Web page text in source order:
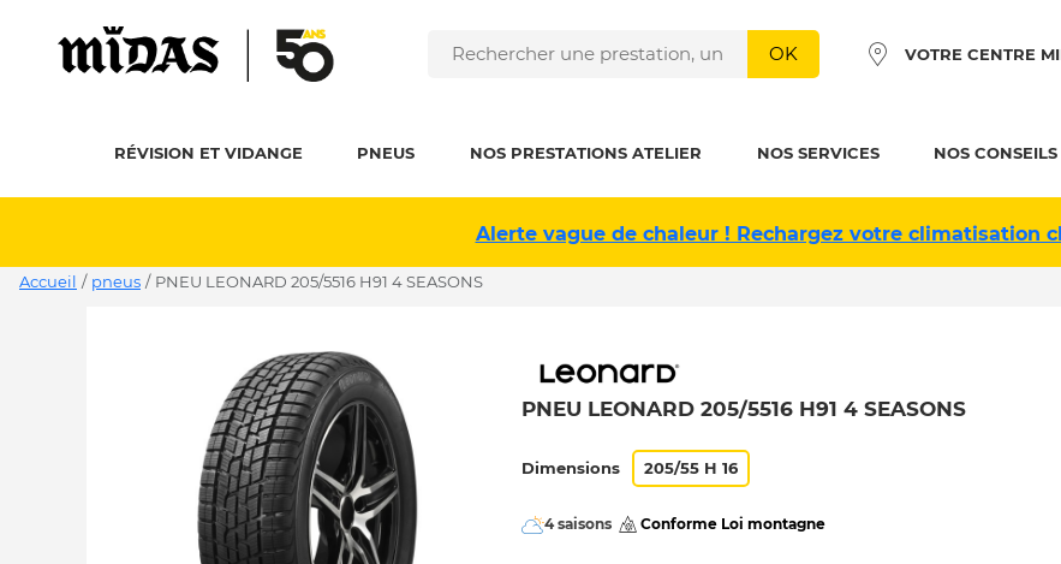
OK VOTRE CENTRE
RÉVISION ET VIDANGE PNEUS NOS PRESTATIONS ATELIER NOS SERVICES NOS
Alerte vague de chaleur ! Rechargez votre climatisation
Accueil / pneus / PNEU LEONARD 205/5516 H91 4 SEASONS
PNEU LEONARD 205/5516 H91 4 SEASONS
Dimensions 205/55 H 16
4 saisons Conforme Loi montagne